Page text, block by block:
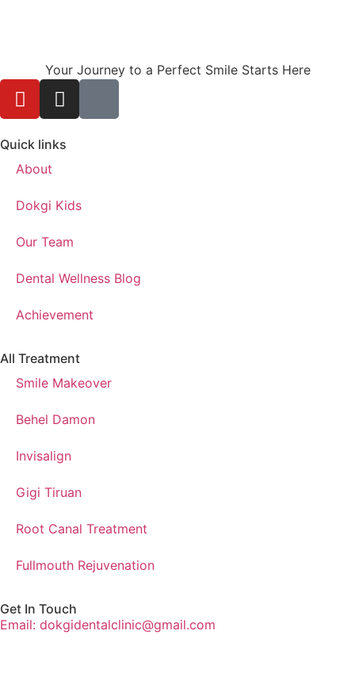
Your Journey to a Perfect Smile Starts Here
Quick links
About
Dokgi Kids
Our Team
Dental Wellness Blog
Achievement
All Treatment
Smile Makeover
Behel Damon
Invisalign
Gigi Tiruan
Root Canal Treatment
Fullmouth Rejuvenation
Get In Touch
Email: dokgidentalclinic@gmail.com